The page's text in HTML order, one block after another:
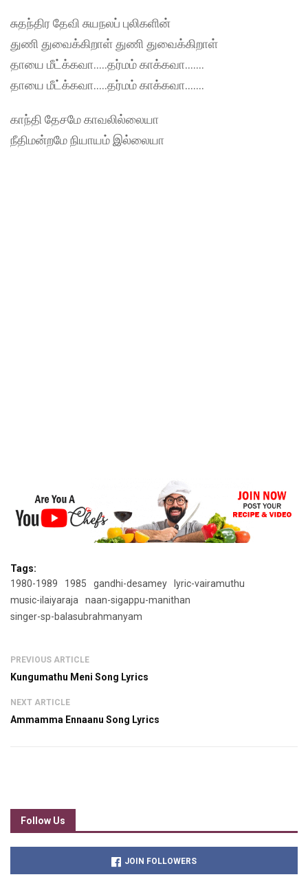
சுதந்திர தேவி சுயநலப் புலிகளின்
துணி துவைக்கிறாள் துணி துவைக்கிறாள்
தாயை மீட்க்கவா…..தர்மம் காக்கவா…….
தாயை மீட்க்கவா…..தர்மம் காக்கவா…….
காந்தி தேசமே காவலில்லையா
நீதிமன்றமே நியாயம் இல்லையா
Tags:
1980-1989
1985 gandhi-desamey
lyric-vairamuthu
music-ilaiyaraja
naan-sigappu-manithan
singer-sp-balasubrahmanyam
PREVIOUS ARTICLE
Kungumathu Meni Song Lyrics
NEXT ARTICLE
Ammamma Ennaanu Song Lyrics
Follow Us
JOIN FOLLOWERS